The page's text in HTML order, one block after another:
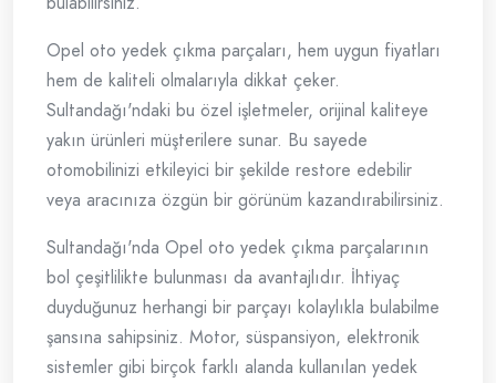
Opel oto yedek çıkma parçaları, hem uygun fiyatları
hem de kaliteli olmalarıyla dikkat çeker.
Sultandağı'ndaki bu özel işletmeler, orijinal kaliteye
yakın ürünleri müşterilere sunar. Bu sayede
otomobilinizi etkileyici bir şekilde restore edebilir
veya aracınıza özgün bir görünüm kazandırabilirsiniz.
Sultandağı'nda Opel oto yedek çıkma parçalarının
bol çeşitlilikte bulunması da avantajlıdır. İhtiyaç
duyduğunuz herhangi bir parçayı kolaylıkla bulabilme
şansına sahipsiniz. Motor, süspansiyon, elektronik
sistemler gibi birçok farklı alanda kullanılan yedek